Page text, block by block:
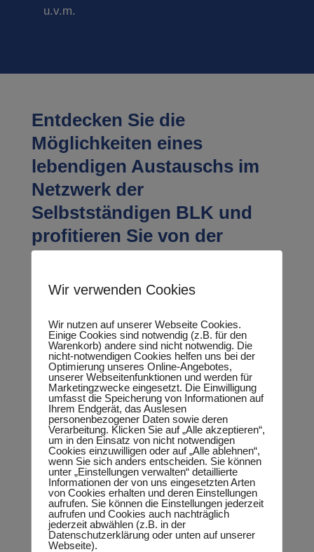
u.v.m.
Entdecken Sie die
Möglichkeiten eines
lebendigen Austauschs im
Netzwerk der
Selbstständigen BLK und
profitieren Sie von der
kollegialen Unterstützung
Ihrer Mitstreiter.
nur als Plattform zur Präsentation Ihrer Ideen,
sondern auch als Inspirationsquelle, um
innovative Ansätze für Ihr Unternehmen zu
entwickeln.
Bei uns stehen die Synergien im
Vordergrund:
Teilen Sie Ihre Erfolge und Herausforderungen,
inspirieren Sie andere und lassen Sie sich von
ihren Geschichten anregen. Schließen Sie sich
uns an und gestalten Sie aktiv die Zukunft Ihres
Netzwerks – zusammen schaffen wir ein
starkes Fundament für Selbstständige im
Wir verwenden Cookies
Wir nutzen auf unserer Webseite Cookies.
Einige Cookies sind notwendig (z.B. für den
Warenkorb) andere sind nicht notwendig. Die
nicht-notwendigen Cookies helfen uns bei der
Optimierung unseres Online-Angebotes,
unserer Webseitenfunktionen und werden für
Marketingzwecke eingesetzt. Die Einwilligung
umfasst die Speicherung von Informationen auf
Ihrem Endgerät, das Auslesen
personenbezogener Daten sowie deren
Verarbeitung. Klicken Sie auf „Alle akzeptieren“,
um in den Einsatz von nicht notwendigen
Cookies einzuwilligen oder auf „Alle ablehnen“,
wenn Sie sich anders entscheiden. Sie können
unter „Einstellungen verwalten“ detaillierte
Informationen der von uns eingesetzten Arten
von Cookies erhalten und deren Einstellungen
aufrufen. Sie können die Einstellungen jederzeit
aufrufen und Cookies auch nachträglich
jederzeit abwählen (z.B. in der
Datenschutzerklärung oder unten auf unserer
Webseite).